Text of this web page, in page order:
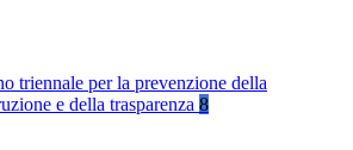
triennale per la prevenzione della
e della trasparenza 8